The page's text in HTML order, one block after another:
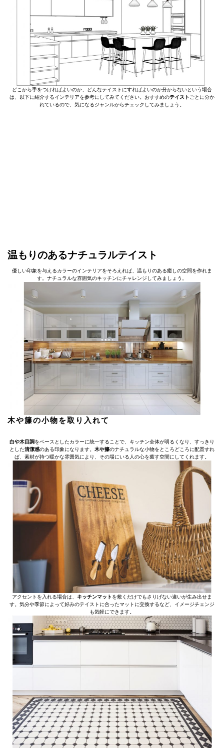
どこから手をつければよいのか、どんなテイストにすればよいのか分からないという場合
は、以下に紹介するインテリアを参考にしてみてください。おすすめのテイスト ごとに分か
れているので、気になるジャンルからチェックしてみましょう。
温もりのあるナチュラルテイスト
優しい印象を与えるカラーのインテリアをそろえれば、温もりのある癒しの空間を作れま
す。ナチュラルな雰囲気のキッチンにチャレンジしてみましょう。
木や籐の小物を取り入れて
白や木目調をベースとしたカラーに統一することで、キッチン全体が明るくなり、すっきり
とした清潔感のある印象になります。 木や籐のナチュラルな小物をところどころに配置すれ
ば、素材が持つ暖かな雰囲気により、その場にいる人の心を癒す空間にしてくれます。
アクセントを入れる場合は、 キッチンマット を敷くだけでもさりげない違いが生み出せま
す。気分や季節によって好みのテイストに合ったマットに交換するなど、イメージチェンジ
も気軽にできます。